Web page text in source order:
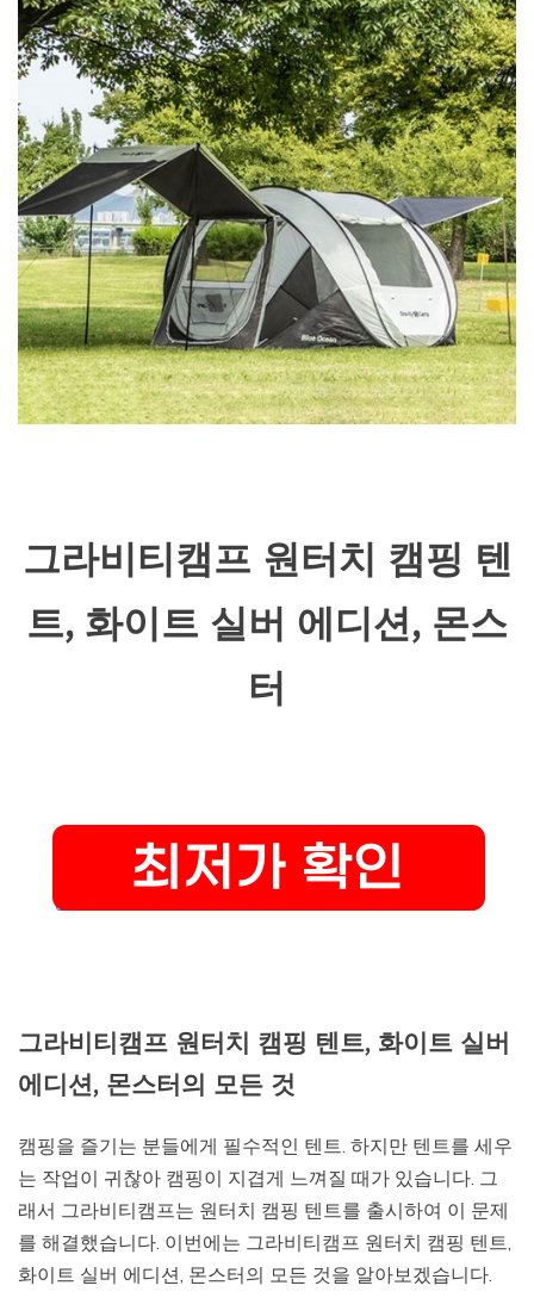
그라비티캠프 원터치 캠핑 텐
트, 화이트 실버 에디션, 몬스
터
그라비티캠프 원터치 캠핑 텐트, 화이트 실버
에디션, 몬스터의 모든 것
캠핑을 즐기는 분들에게 필수적인 텐트. 하지만 텐트를 세우
는 작업이 귀찮아 캠핑이 지겹게 느껴질 때가 있습니다. 그
래서 그라비티캠프는 원터치 캠핑 텐트를 출시하여 이 문제
를 해결했습니다. 이번에는 그라비티캠프 원터치 캠핑 텐트,
화이트 실버 에디션, 몬스터의 모든 것을 알아보겠습니다.